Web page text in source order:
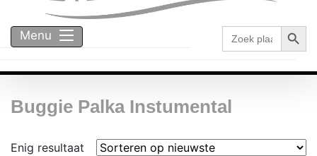
Menu
Zoek
naar:
Buggie Palka Instumental
Enig resultaat